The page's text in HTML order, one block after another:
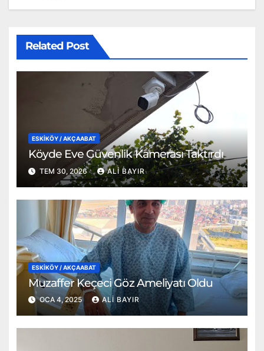
Related Post
ESKİKÖY / AKÇAABAT
Köyde Eve Güvenlik Kamerası Taktırdı
TEM 30, 2026 ALI BAYIR
ESKİKÖY / AKÇAABAT
Muzaffer Keçeci Göz Ameliyatı Oldu
OCA 4, 2025 ALI BAYIR